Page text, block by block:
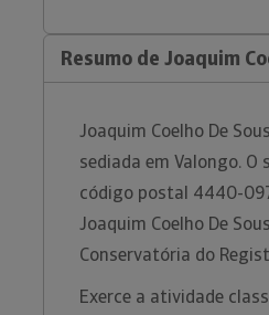
Resumo de Joaquim
Joaquim Coelho De
sediada em Valongo.
código postal 4440-
Joaquim Coelho De
Conservatória do
Exerce a atividade